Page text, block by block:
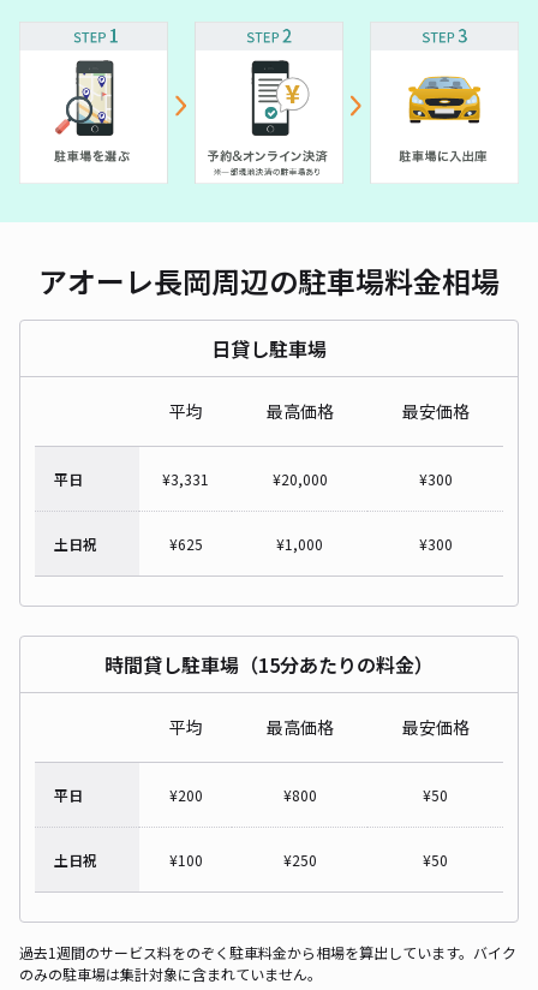
アオーレ長岡周辺の駐車場料金相場
日貸し駐車場
平均 最高価格 最安価格
平日 ¥3,331 ¥20,000 ¥300
土日祝 ¥625 ¥1,000 ¥300
時間貸し駐車場（15分あたりの料金）
平均 最高価格 最安価格
平日 ¥200 ¥800 ¥50
土日祝 ¥100 ¥250 ¥50
過去1週間のサービス料をのぞく駐車料金から相場を算出しています。バイク
のみの駐車場は集計対象に含まれていません。